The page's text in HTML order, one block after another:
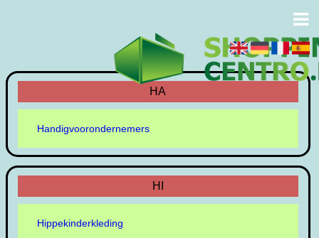
HA
Handigvoorondernemers
HI
Hippekinderkleding